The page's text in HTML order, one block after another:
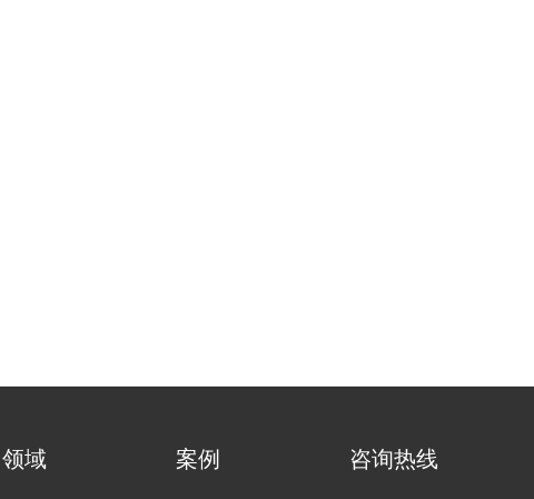
领域 案例 咨询热线